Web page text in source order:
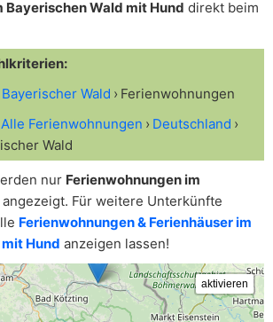
Bayerischen Wald mit Hund direkt beim
Wald
Ferienwohnungen
Alle Ferienwohnungen
Deutschland
Wald
nur Ferienwohnungen im
angezeigt. Für weitere Unterkünfte
Ferienwohnungen & Ferienhäuser im
Hund anzeigen lassen!